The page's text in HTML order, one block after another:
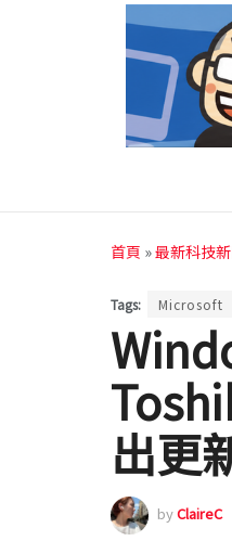
首頁 »最新科技
Tags: Microsoft
出更
byClaireC